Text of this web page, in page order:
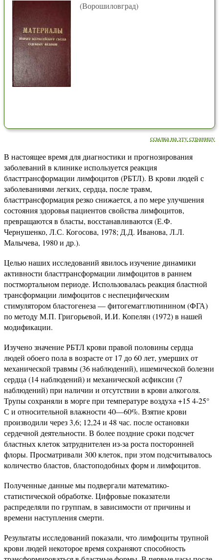
(Ворошиловград)
ссылка на эту страницу
В настоящее время для диагностики и прогнозирования
заболеваний в клинике используется реакция
бласттрансформации лимфоцитов (РБТЛ). В крови людей с
заболеваниями легких, сердца, после травм,
бласттрансформация резко снижается, а по мере улучшения
состояния здоровья пациентов свойства лимфоцитов,
превращаются в бласты, восстанавливаются (Е.Ф.
Чернушенко, Л.С. Когосова, 1978; Д.Д. Иванова, Л.Л.
Малычева, 1980 и др.).
Целью наших исследований явилось изучение динамики
активности бласттрансформации лимфоцитов в раннем
постмортальном периоде. Использовалась реакция бластной
трансформации лимфоцитов с неспецифическим
стимулятором бластогенеза — фитогемагглютинином (ФГА)
по методу М.П. Григорьевой, И.И. Копелян (1972) в нашей
модификации.
Изучено значение РБТЛ крови правой половины сердца
людей обоего пола в возрасте от 17 до 60 лет, умерших от
механической травмы (36 наблюдений), ишемической болезни
сердца (14 наблюдений) и механической асфиксии (7
наблюдений) при наличии и отсутствии в крови алкоголя.
Трупы сохраняли в морге при температуре воздуха +15 4-25°
С и относительной влажности 40—60%. Взятие крови
производили через 3,6; 12,24 и 48 час. после остановки
сердечной деятельности. В более поздние сроки подсчет
бластных клеток затруднителен из-за роста посторонней
флоры. Просматривали 300 клеток, при этом подсчитывалось
количество бластов, бластоподобных форм и лимфоцитов.
Полученные данные мы подвергали математико-
статистической обработке. Цифровые показатели
распределяли по группам, в зависимости от причины и
времени наступления смерти.
Результаты исследований показали, что лимфоциты трупной
крови людей некоторое время сохраняют способность